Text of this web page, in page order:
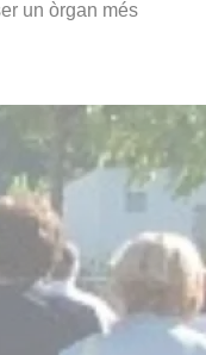
un òrgan més